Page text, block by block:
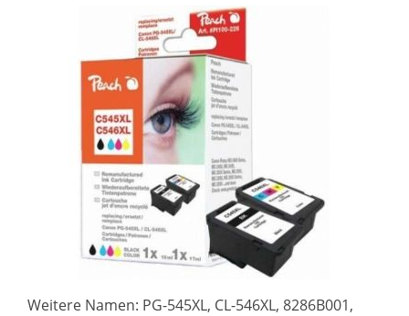
Weitere Namen: PG-545XL, CL-546XL, 8286B001,